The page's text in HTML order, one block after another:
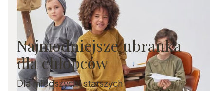
Najmodniejsze ubranka
dla chłopców
Dla młodszych i starszych